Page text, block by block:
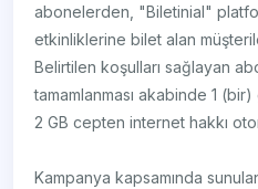
abonelerden, "Biletinial"
etkinliklerine bilet alan
Belirtilen koşulları sağlayan
tamamlanması akabinde 1
2 GB cepten internet hakkı
Kampanya kapsamında